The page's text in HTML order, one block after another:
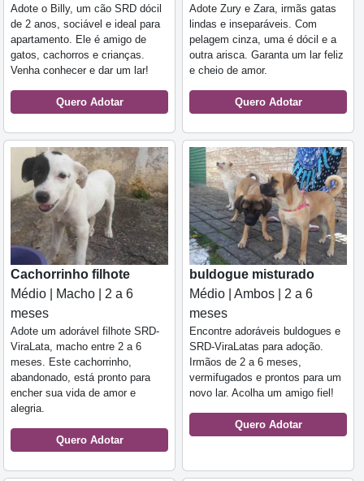
Adote o Billy, um cão SRD dócil
de 2 anos, sociável e ideal para
apartamento. Ele é amigo de
gatos, cachorros e crianças.
Venha conhecer e dar um lar!
Quero Adotar
Adote Zury e Zara, irmãs gatas
lindas e inseparáveis. Com
pelagem cinza, uma é dócil e a
outra arisca. Garanta um lar feliz
e cheio de amor.
Quero Adotar
Cachorrinho filhote
Médio | Macho | 2 a 6
meses
Adote um adorável filhote SRD-
ViraLata, macho entre 2 a 6
meses. Este cachorrinho,
abandonado, está pronto para
encher sua vida de amor e
alegria.
Quero Adotar
buldogue misturado
Médio | Ambos | 2 a 6
meses
Encontre adoráveis buldogues e
SRD-ViraLatas para adoção.
Irmãos de 2 a 6 meses,
vermifugados e prontos para um
novo lar. Acolha um amigo fiel!
Quero Adotar